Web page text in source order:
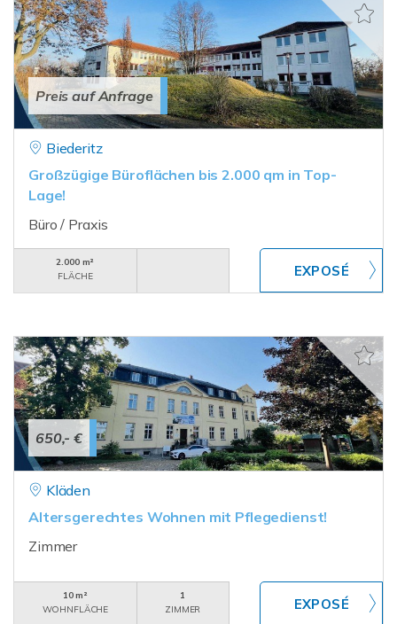
Preis auf Anfrage
Biederitz
Großzügige Büroflächen bis 2.000 qm in Top-
Lage!
Büro / Praxis
2.000 m²
FLÄCHE
650,- €
Kläden
Altersgerechtes Wohnen mit Pflegedienst!
Zimmer
10 m²
WOHNFLÄCHE
1
ZIMMER